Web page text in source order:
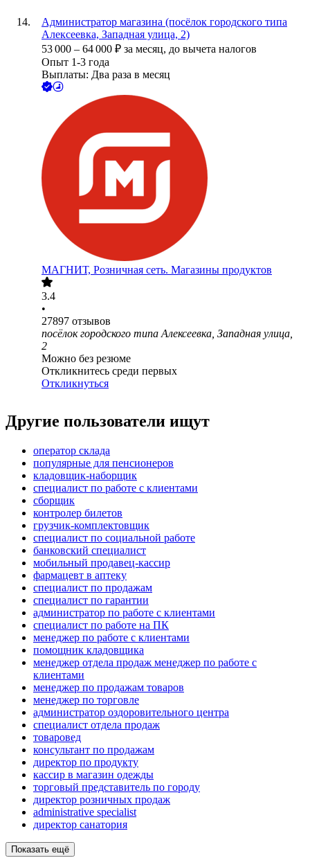
Администратор магазина (посёлок городского типа
Алексеевка, Западная улица, 2)
53 000 – 64 000 ₽ за месяц, до вычета налогов
Опыт 1-3 года
Выплаты: Два раза в месяц
МАГНИТ, Розничная сеть. Магазины продуктов
3.4
•
27897 отзывов
посёлок городского типа Алексеевка, Западная улица,
2
Можно без резюме
Откликнитесь среди первых
Откликнуться
Другие пользователи ищут
оператор склада
популярные для пенсионеров
кладовщик-наборщик
специалист по работе с клиентами
сборщик
контролер билетов
грузчик-комплектовщик
специалист по социальной работе
банковский специалист
мобильный продавец-кассир
фармацевт в аптеку
специалист по продажам
специалист по гарантии
администратор по работе с клиентами
специалист по работе на ПК
менеджер по работе с клиентами
помощник кладовщика
менеджер отдела продаж менеджер по работе с
клиентами
менеджер по продажам товаров
менеджер по торговле
администратор оздоровительного центра
специалист отдела продаж
товаровед
консультант по продажам
директор по продукту
кассир в магазин одежды
торговый представитель по городу
директор розничных продаж
administrative specialist
директор санатория
Показать ещё